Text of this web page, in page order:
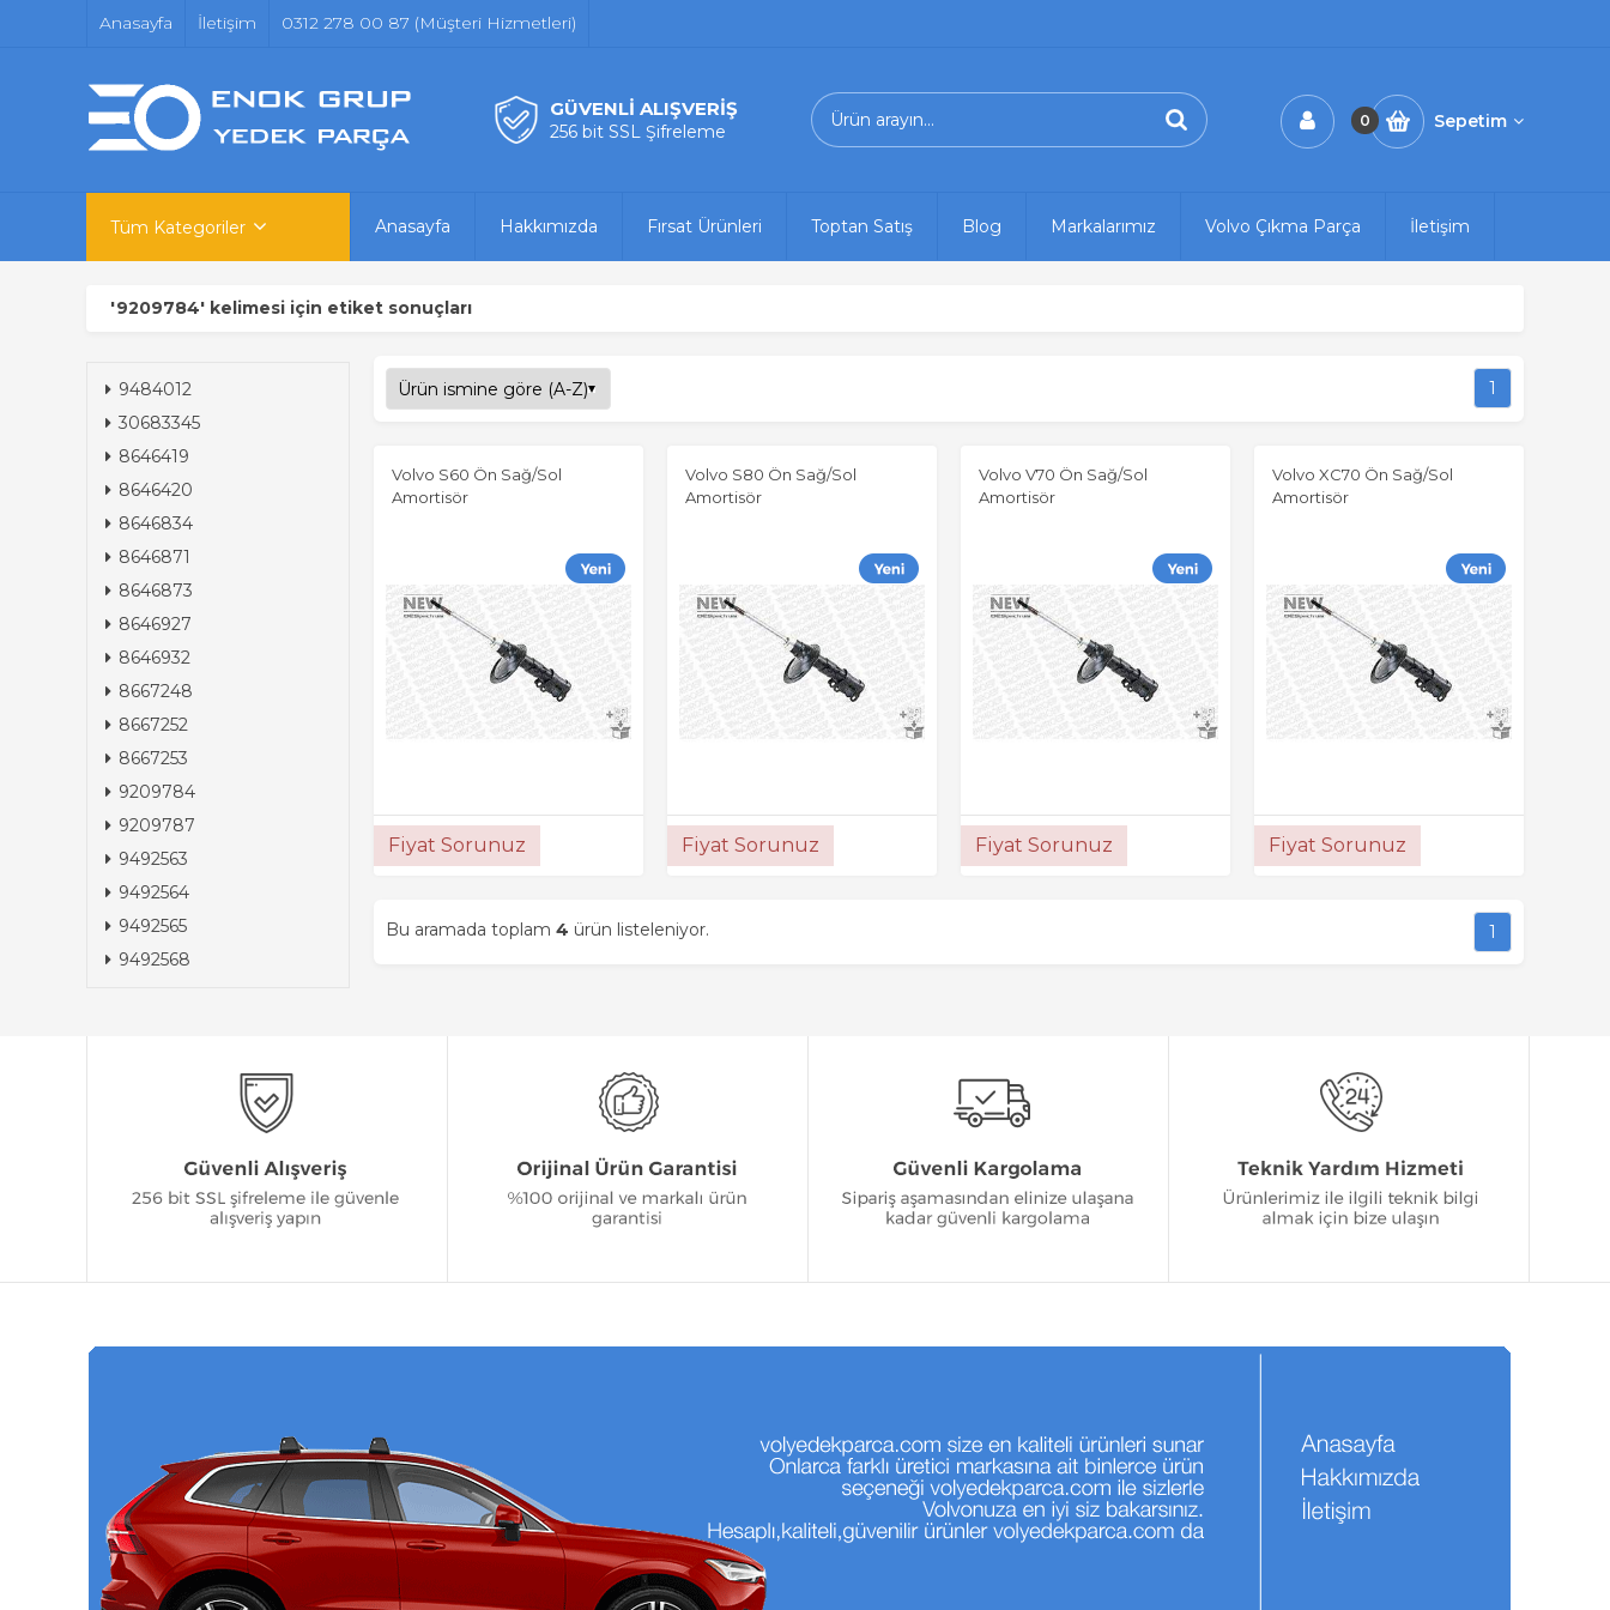
Anasayfa İletişim 0312 278 00 87 (Müşteri Hizmetleri)
GÜVENLİ ALIŞVERİŞ
256 bit SSL Şifreleme
0 Sepetim
Tüm Kategoriler Anasayfa Hakkımızda Fırsat Ürünleri Toptan Satış Blog Markalarımız Volvo Çıkma Parça İletişim
'9209784' kelimesi için etiket sonuçları
9484012
30683345
8646419
8646420
8646834
8646871
8646873
8646927
8646932
8667248
8667252
8667253
9209784
9209787
9492563
9492564
9492565
9492568
1
Volvo S60 Ön Sağ/Sol
Amortisör
Fiyat Sorunuz
Volvo S80 Ön Sağ/Sol
Amortisör
Fiyat Sorunuz
Volvo V70 Ön Sağ/Sol
Amortisör
Fiyat Sorunuz
Volvo XC70 Ön Sağ/Sol
Amortisör
Fiyat Sorunuz
Bu aramada toplam 4 ürün listeleniyor. 1